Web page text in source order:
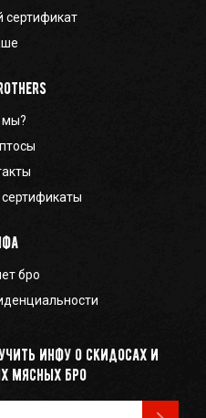
сертификат
мы?
бро
инфу о скидосах и
мясных бро